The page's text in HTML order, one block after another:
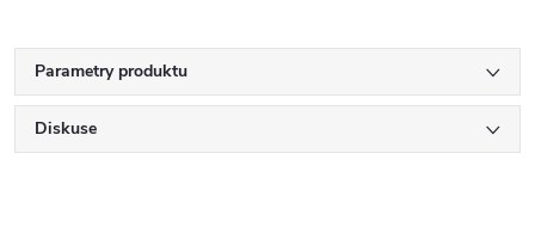
Parametry produktu
Diskuse